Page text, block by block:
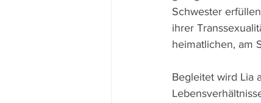
Schwester
ihrer
heimatlichen, am
Begleitet wird Lia